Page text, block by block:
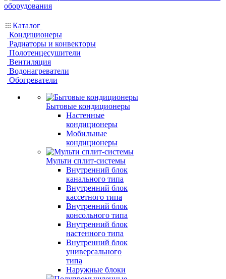
Каталог
Кондиционеры
Радиаторы и конвекторы
Полотенцесушители
Вентиляция
Водонагреватели
Обогреватели
Бытовые кондиционеры
Настенные
кондиционеры
Мобильные
кондиционеры
Мульти сплит-системы
Внутренний блок
канального типа
Внутренний блок
кассетного типа
Внутренний блок
консольного типа
Внутренний блок
настенного типа
Внутренний блок
универсального
типа
Наружные блоки